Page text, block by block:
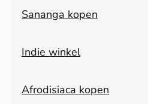
Sananga kopen
Indie winkel
Afrodisiaca kopen